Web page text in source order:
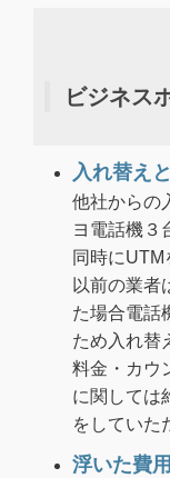
ビジネス
入れ替え
他社からの
ヨ電話機３
同時にUTM
以前の業者
た場合電話
ため入れ替
料金・カウ
に関しては
をしていた
浮いた費